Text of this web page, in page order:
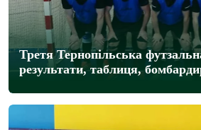
Третя Тернопільська
результати, таблиця,